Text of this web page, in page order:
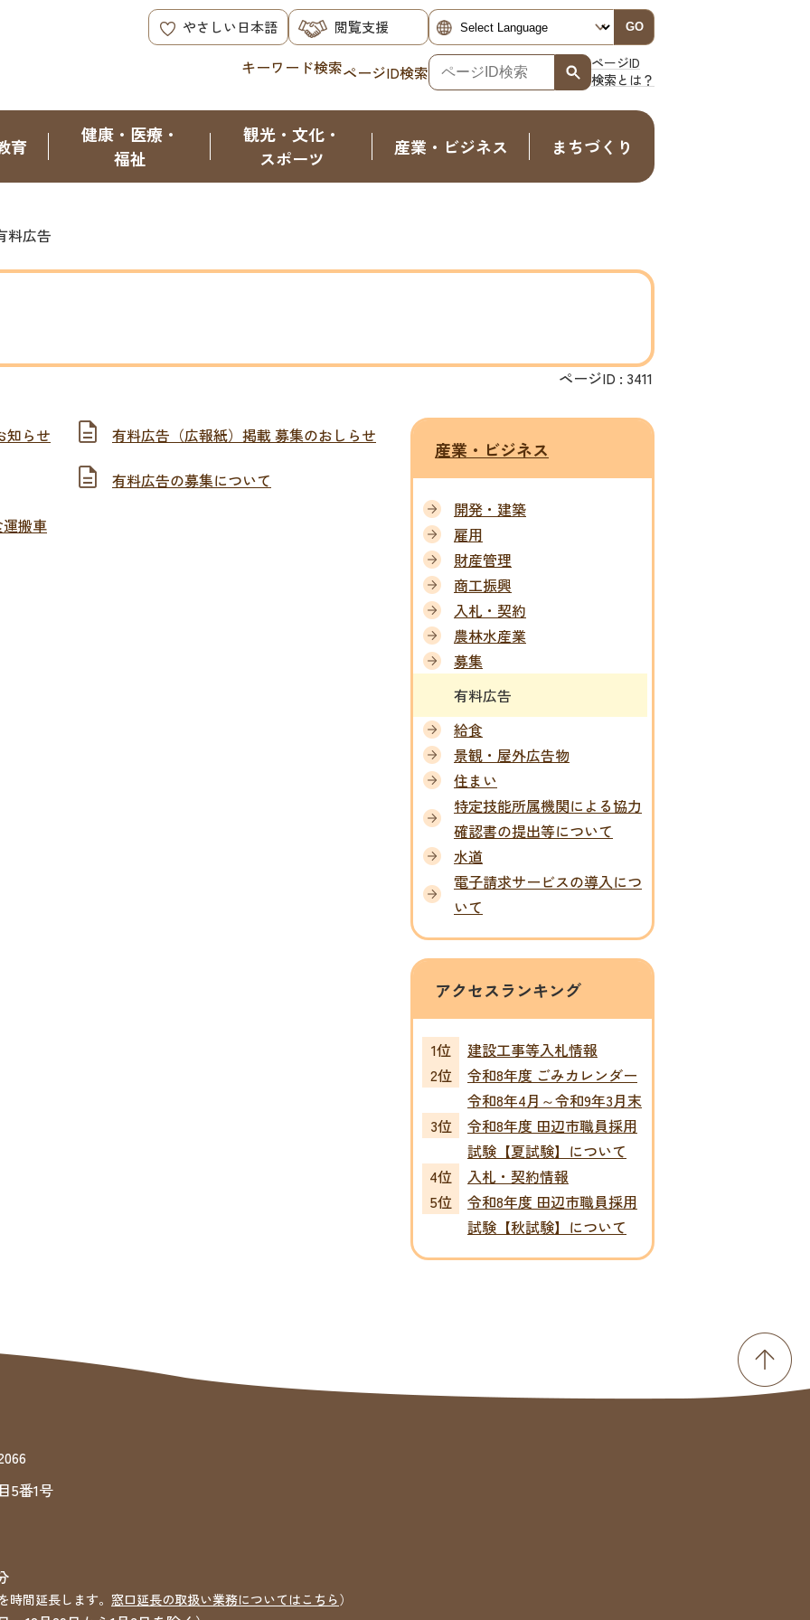
やさしい日本語 閲覧支援 GO
キーワード検索ページID検索
ページID
検索とは？
育
健康・医療・
福祉
観光・文化・
スポーツ
産業・ビジネス まちづくり
料広告
ページID : 3411
知らせ 有料広告（広報紙）掲載 募集のおしらせ
有料広告の募集について
搬車
産業・ビジネス
開発・建築
雇用
財産管理
商工振興
入札・契約
農林水産業
募集
有料広告
給食
景観・屋外広告物
住まい
特定技能所属機関による協力
確認書の提出等について
水道
電子請求サービスの導入につ
いて
アクセスランキング
建設工事等入札情報
令和8年度 ごみカレンダー
令和8年4月～令和9年3月末
令和8年度 田辺市職員採用
試験【夏試験】について
入札・契約情報
令和8年度 田辺市職員採用
試験【秋試験】について
5番1号
間延長します。 窓口延長の取扱い業務についてはこちら）